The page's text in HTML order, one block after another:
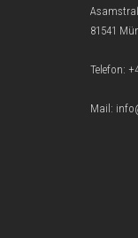
81541
Telefon:
Mail: